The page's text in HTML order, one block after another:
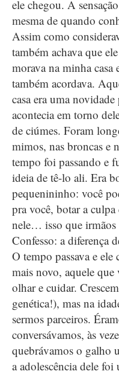
ele chegou. A
mesma de quando
Assim como
também achava que
morava na minha casa
também acordava.
casa era uma
acontecia em torno
de ciúmes. Foram
mimos, nas broncas e
tempo foi passando e
ideia de tê-lo ali. Era
pequenininho: você
pra você, botar a
nele… isso que irmãos
Confesso: a diferença
O tempo passava e
mais novo, aquele que
olhar e cuidar.
genética!), mas na
sermos parceiros.
conversávamos, às
quebrávamos o galho
a adolescência dele